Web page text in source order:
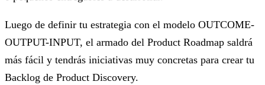
Luego de definir tu estrategia con el modelo OUTCOME-
OUTPUT-INPUT, el armado del Product Roadmap saldrá
más fácil y tendrás iniciativas muy concretas para crear tu
Backlog de Product Discovery.